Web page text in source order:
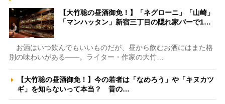
【大竹聡の昼酒御免！】「ネグローニ」「山崎」
「マンハッタン」新宿三丁目の隠れ家バーで1…
お酒はいつ飲んでもいいものだが、昼から飲むお酒にはまた格
別の味わいがある――。ライター・作家の大竹…
【大竹聡の昼酒御免！】今の若者は「なめろう」や「キヌカツ
ギ」を知らないって本当？ 昔の…